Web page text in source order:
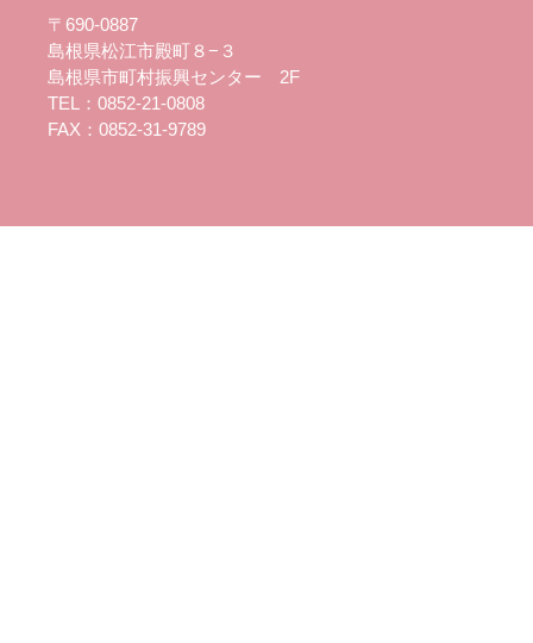
〒690-0887
島根県松江市殿町８−３
島根県市町村振興センター 2F
TEL：0852-21-0808
FAX：0852-31-9789